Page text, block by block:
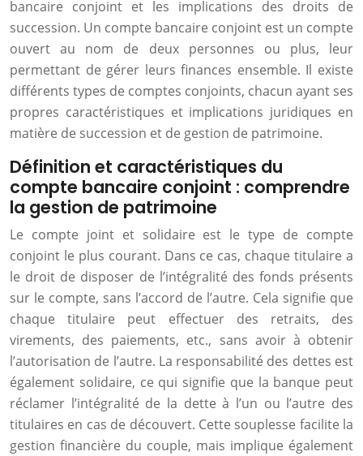
bancaire conjoint et les implications des droits de
succession. Un compte bancaire conjoint est un compte
ouvert au nom de deux personnes ou plus, leur
permettant de gérer leurs finances ensemble. Il existe
différents types de comptes conjoints, chacun ayant ses
propres caractéristiques et implications juridiques en
matière de succession et de gestion de patrimoine.
Définition et caractéristiques du
compte bancaire conjoint : comprendre
la gestion de patrimoine
Le compte joint et solidaire est le type de compte
conjoint le plus courant. Dans ce cas, chaque titulaire a
le droit de disposer de l’intégralité des fonds présents
sur le compte, sans l’accord de l’autre. Cela signifie que
chaque titulaire peut effectuer des retraits, des
virements, des paiements, etc., sans avoir à obtenir
l’autorisation de l’autre. La responsabilité des dettes est
également solidaire, ce qui signifie que la banque peut
réclamer l’intégralité de la dette à l’un ou l’autre des
titulaires en cas de découvert. Cette souplesse facilite la
gestion financière du couple, mais implique également